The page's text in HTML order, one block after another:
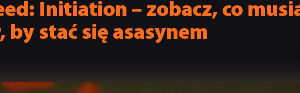
Initiation – zobacz, co
by stać się asasynem